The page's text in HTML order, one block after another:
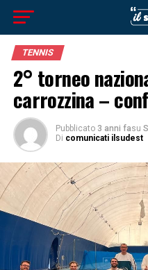
TENNIS
2° torneo
carrozzina –
Pubblicato 3 anni fasu
Di comunicati ilsudest